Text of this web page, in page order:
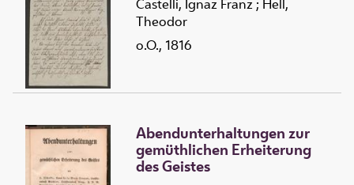
Castelli, Ignaz Franz ; Hell,
Theodor
o.O., 1816
Abendunterhaltungen zur
gemüthlichen Erheiterung
des Geistes